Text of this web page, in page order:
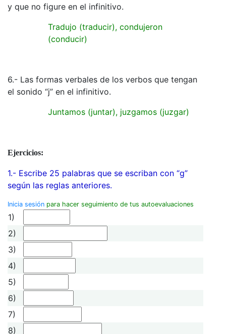
y que no figure en el infinitivo.
Tradujo (traducir), condujeron
(conducir)
6.- Las formas verbales de los verbos que tengan
el sonido “j” en el infinitivo.
Juntamos (juntar), juzgamos (juzgar)
Ejercicios:
1.- Escribe 25 palabras que se escriban con “g”
según las reglas anteriores.
Inicia sesión para hacer seguimiento de tus autoevaluaciones
1)
2)
3)
4)
5)
6)
7)
8)